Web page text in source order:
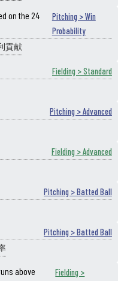
on the 24
Pitching > Win
Probability
貢献
Fielding > Standard
Pitching > Advanced
Fielding > Advanced
Pitching > Batted Ball
Pitching > Batted Ball
above
Fielding >